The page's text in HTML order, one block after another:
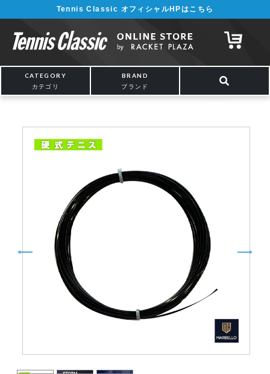
¥5,000以上の購入で送料無料!! 詳しくは こちら
Tennis Classic オフィシャルHPはこちら
CATEGORY
カテゴリ
BRAND
ブランド